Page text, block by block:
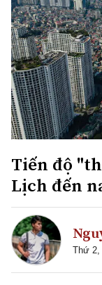
Tiến độ
Lịch đến
Thứ 2,